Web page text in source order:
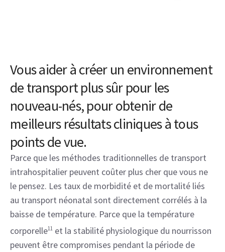
Vous aider à créer un environnement
de transport plus sûr pour les
nouveau-nés, pour obtenir de
meilleurs résultats cliniques à tous
points de vue.
Parce que les méthodes traditionnelles de transport
intrahospitalier peuvent coûter plus cher que vous ne
le pensez. Les taux de morbidité et de mortalité liés
au transport néonatal sont directement corrélés à la
baisse de température. Parce que la température
corporelle11 et la stabilité physiologique du nourrisson
peuvent être compromises pendant la période de